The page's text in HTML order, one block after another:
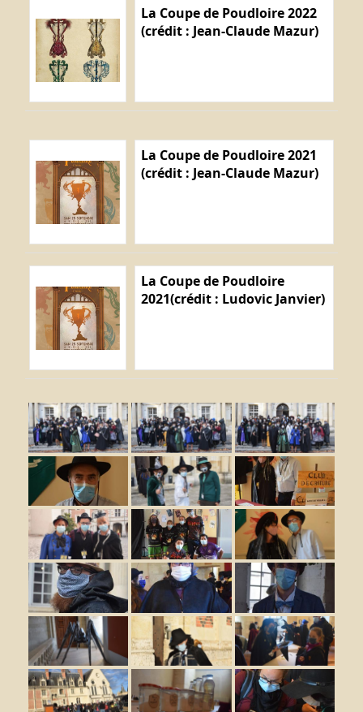
La Coupe de Poudloire 2022
(crédit : Jean-Claude Mazur)
La Coupe de Poudloire 2021
(crédit : Jean-Claude Mazur)
La Coupe de Poudloire
2021(crédit : Ludovic Janvier)